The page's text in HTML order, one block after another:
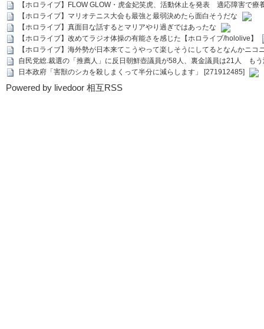
【ホロライブ】FLOW GLOW・虎金妃笑虎、活動休止を発表 適応障害で療
【ホロライブ】マリオテニス大会も最強と最弱決めたら面白そうだな
【ホロライブ】真面目な話するとマリアやり過ぎではあったな
【ホロライブ】改めてラジオ体操の有能さを感じた【ホロライブ/hololive】
【ホロライブ】海外勢が日本来てこうやって楽しそうにしてるとなんかニコ
自民党総.裁選の「推薦人」に反日朝鮮壺議員が58人、裏金議員は21人 も
日本政府「害獣のシカを殺しまくって半分に減らします」 [271912485]
Powered by livedoor 相互RSS